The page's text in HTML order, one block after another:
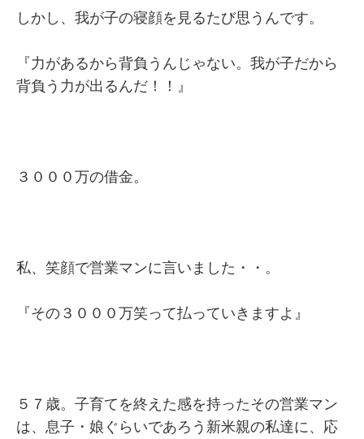
しかし、我が子の寝顔を見るたび思うんです。
『力があるから背負うんじゃない。我が子だから
背負う力が出るんだ！！』
３０００万の借金。
私、笑顔で営業マンに言いました・・。
『その３０００万笑って払っていきますよ』
５７歳。子育てを終えた感を持ったその営業マン
は、息子・娘ぐらいであろう新米親の私達に、応